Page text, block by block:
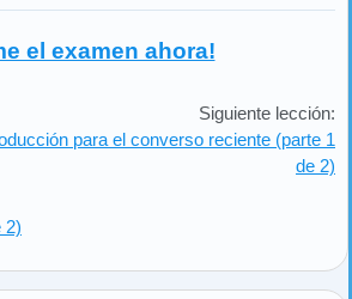
el examen ahora!
2)
Siguiente lección:
para el converso reciente (parte 1
de 2)